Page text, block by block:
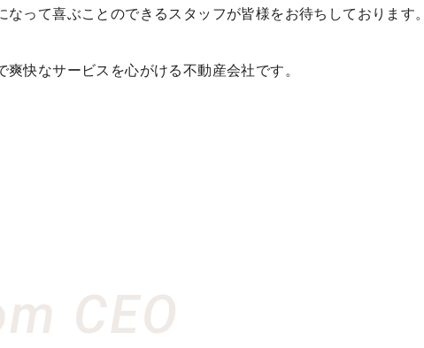
って喜ぶことのできるスタッフが皆様をお待ちしております。
爽快なサービスを心がける不動産会社です。
CEO